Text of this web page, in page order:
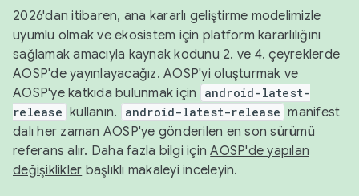
2026'dan itibaren, ana kararlı geliştirme modelimizle
uyumlu olmak ve ekosistem için platform kararlılığını
sağlamak amacıyla kaynak kodunu 2. ve 4. çeyreklerde
AOSP'de yayınlayacağız. AOSP'yi oluşturmak ve
AOSP'ye katkıda bulunmak için
android-latest-
release kullanın. android-latest-release manifest
dalı her zaman AOSP'ye gönderilen en son sürümü
referans alır. Daha fazla bilgi içinAOSP'de yapılan
değişiklikler başlıklı makaleyi inceleyin.